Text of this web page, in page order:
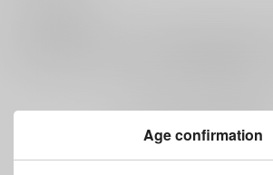
Age confirmation